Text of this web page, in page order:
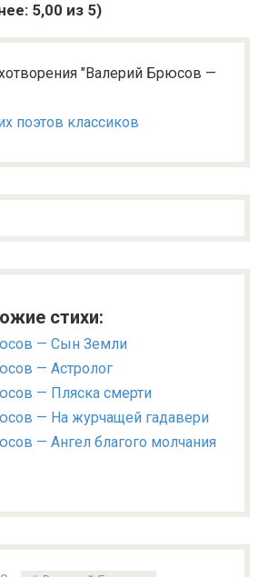
5,00 из 5)
"Валерий Брюсов —
поэтов классиков
стихи:
— Сын Земли
— Астролог
— Пляска смерти
— На журчащей гадавери
— Ангел благого молчания